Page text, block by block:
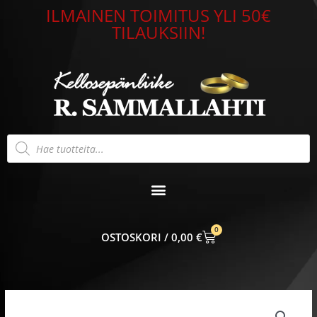
ILMAINEN TOIMITUS YLI 50€
TILAUKSIIN!
Products
search
0,00 €
0
CART